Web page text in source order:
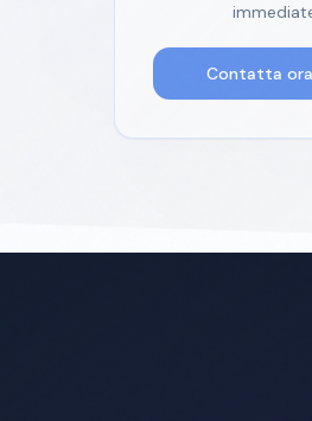
Contatta ora